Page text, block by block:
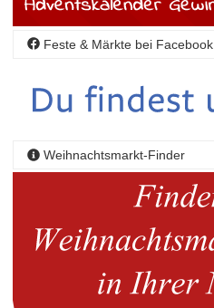
Feste & Märkte bei Facebook
Weihnachtsmarkt-Finder